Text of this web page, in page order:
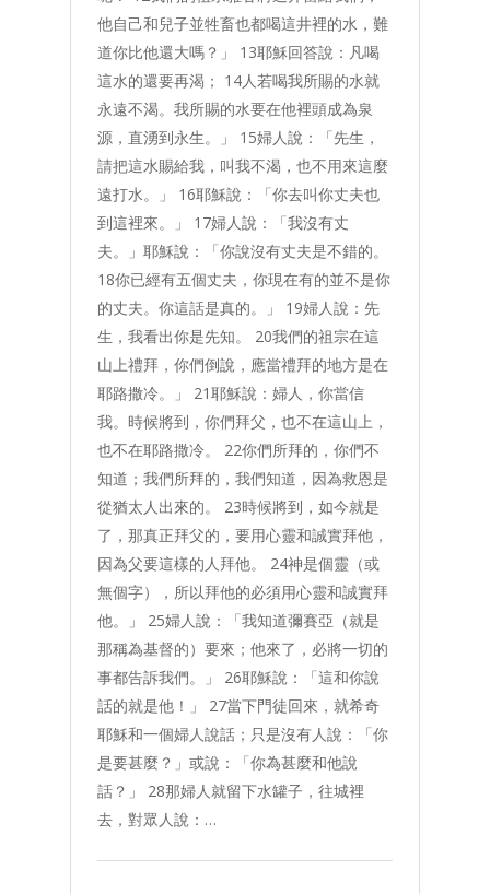
他自己和兒子並牲畜也都喝這井裡的水，難
道你比他還大嗎？」 13耶穌回答說：凡喝
這水的還要再渴； 14人若喝我所賜的水就
永遠不渴。我所賜的水要在他裡頭成為泉
源，直湧到永生。」 15婦人說：「先生，
請把這水賜給我，叫我不渴，也不用來這麼
遠打水。」 16耶穌說：「你去叫你丈夫也
到這裡來。」 17婦人說：「我沒有丈
夫。」耶穌說：「你說沒有丈夫是不錯的。
18你已經有五個丈夫，你現在有的並不是你
的丈夫。你這話是真的。」 19婦人說：先
生，我看出你是先知。 20我們的祖宗在這
山上禮拜，你們倒說，應當禮拜的地方是在
耶路撒冷。」 21耶穌說：婦人，你當信
我。時候將到，你們拜父，也不在這山上，
也不在耶路撒冷。 22你們所拜的，你們不
知道；我們所拜的，我們知道，因為救恩是
從猶太人出來的。 23時候將到，如今就是
了，那真正拜父的，要用心靈和誠實拜他，
因為父要這樣的人拜他。 24神是個靈（或
無個字），所以拜他的必須用心靈和誠實拜
他。」 25婦人說：「我知道彌賽亞（就是
那稱為基督的）要來；他來了，必將一切的
事都告訴我們。」 26耶穌說：「這和你說
話的就是他！」 27當下門徒回來，就希奇
耶穌和一個婦人說話；只是沒有人說：「你
是要甚麼？」或說：「你為甚麼和他說
話？」 28那婦人就留下水罐子，往城裡
去，對眾人說：…